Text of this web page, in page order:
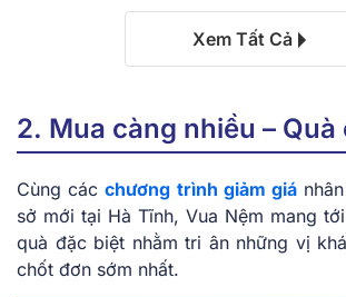
Xem Tất Cả
2. Mua càng nhiều – Quà
Cùng cácchương trình giảm giá
sở mới tại Hà Tĩnh, Vua Nệm mang
quà đặc biệt nhằm tri ân những vị
chốt đơn sớm nhất.